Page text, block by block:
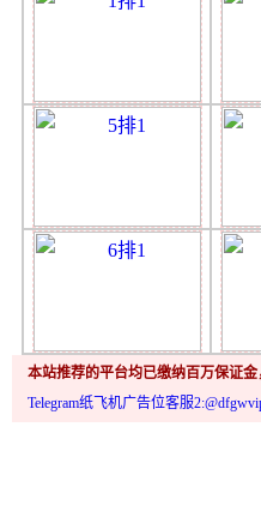
本站推荐的平台均已缴纳百万保证
Telegram纸飞机广告位客服